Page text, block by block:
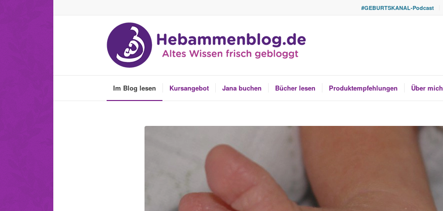
#GEBURTSKANAL-Podcast
Im Blog lesen Kursangebot Jana buchen Bücher lesen Produktempfehlungen Über mich